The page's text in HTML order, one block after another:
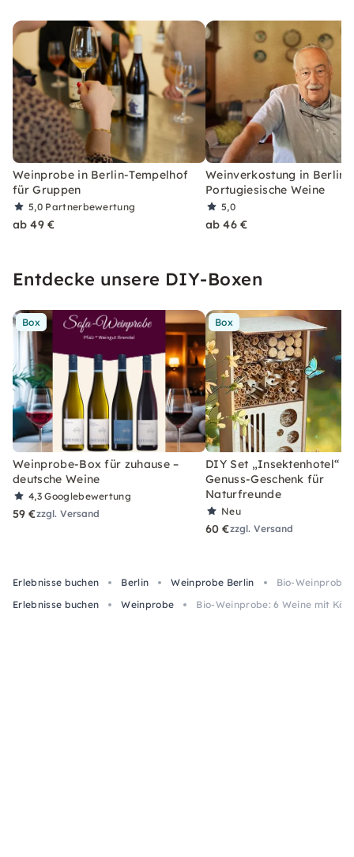
Weinprobe in Berlin-Tempelhof
für Gruppen
5,0 Partnerbewertung
ab 49 €
Weinverkostung in Berlin:
Portugiesische Weine
5,0
ab 46 €
Entdecke unsere DIY-Boxen
Box
Weinprobe-Box für zuhause –
deutsche Weine
4,3Googlebewertung
59 €zzgl. Versand
Box
DIY Set „Insektenhotel“ –
Genuss-Geschenk für
Naturfreunde
Neu
60 €zzgl. Versand
Erlebnisse buchen Berlin Weinprobe Berlin
Bio-
Erlebnisse buchen
Weinprobe Bio-Weinprobe: 6 Weine mit